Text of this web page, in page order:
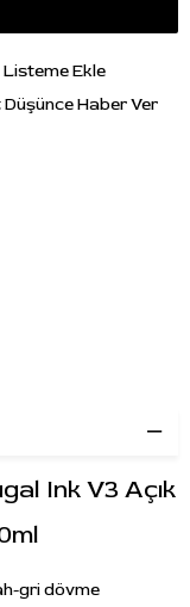
Ekle
Haber Ver
Ink V3 Açık
gri dövme